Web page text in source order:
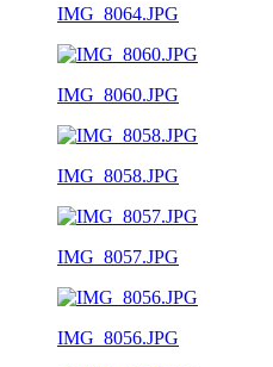
IMG_8064.JPG
IMG_8060.JPG
IMG_8058.JPG
IMG_8057.JPG
IMG_8056.JPG